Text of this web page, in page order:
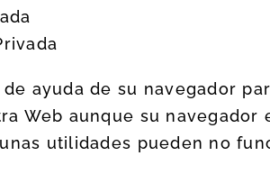
ayuda de su navegador
Web aunque su
utilidades pueden no